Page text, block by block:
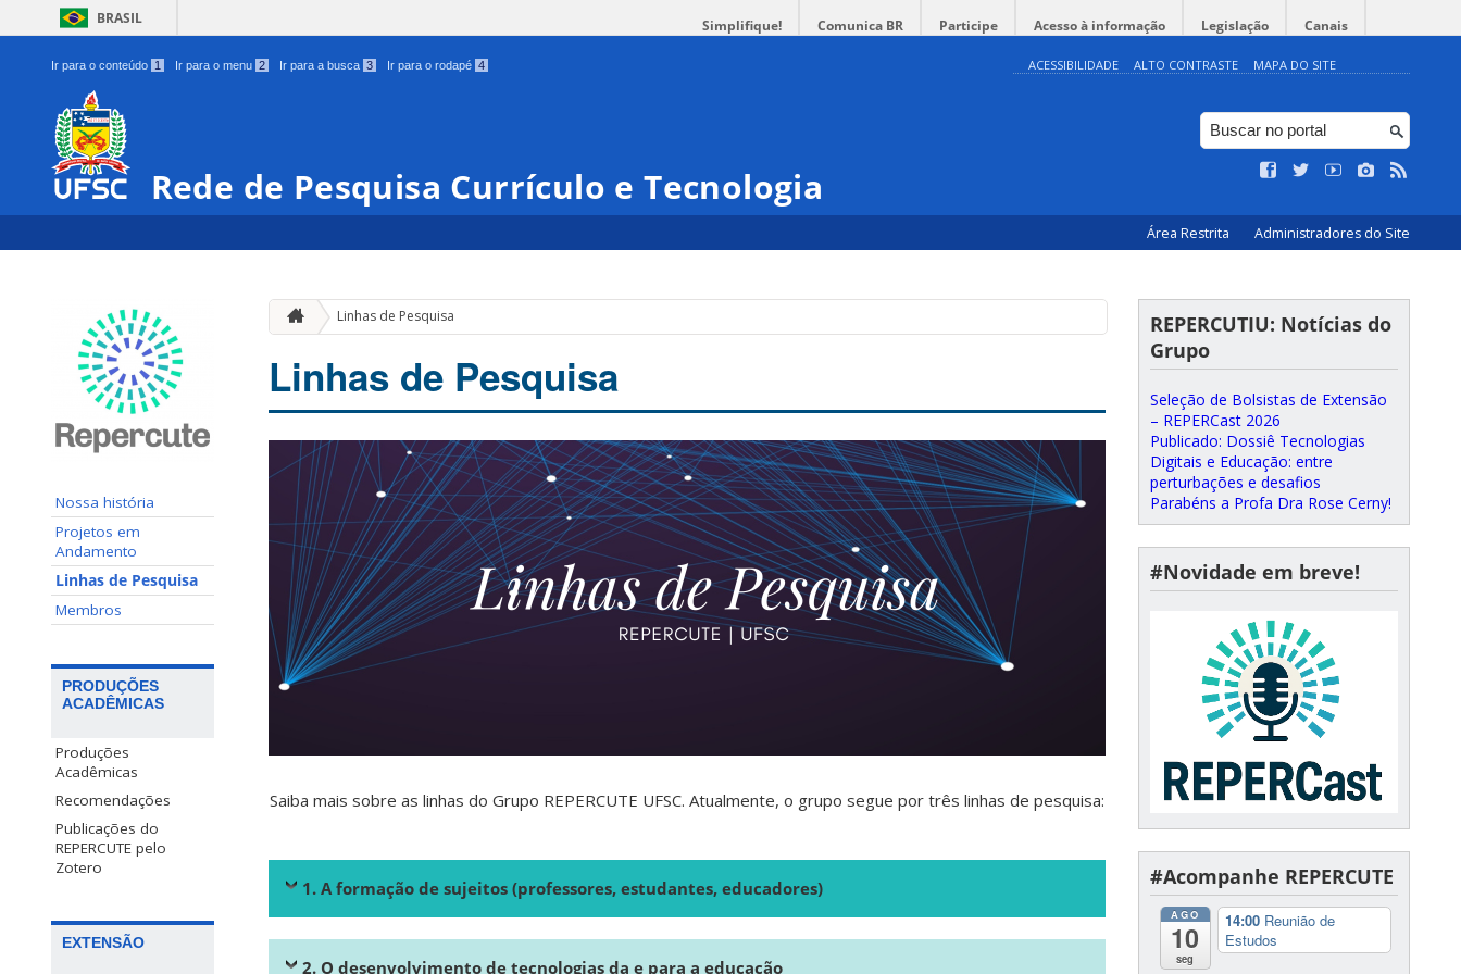
BRASIL Simplifique! Comunica BR Participe Acesso à informação Legislação Canais
Ir para o conteúdo 1 Ir para o menu 2 Ir para a busca 3 Ir para o rodapé 4 ACESSIBILIDADE ALTO CONTRASTE MAPA DO SITE
Rede de Pesquisa Currículo e Tecnologia
Área Restrita Administradores do Site
Nossa história
Projetos em
Andamento
Linhas de Pesquisa
Membros
PRODUÇÕES
ACADÊMICAS
Produções
Acadêmicas
Recomendações
Publicações do
REPERCUTE pelo
Zotero
EXTENSÃO
Linhas de Pesquisa
Linhas de Pesquisa
Saiba mais sobre as linhas do Grupo REPERCUTE UFSC. Atualmente, o grupo segue por três linhas de pesquisa:
1. A formação de sujeitos (professores, estudantes, educadores)
2. O desenvolvimento de tecnologias da e para a educação
REPERCUTIU: Notícias do
Grupo
Seleção de Bolsistas de Extensão
– REPERCast 2026
Publicado: Dossiê Tecnologias
Digitais e Educação: entre
perturbações e desafios
Parabéns a Profa Dra Rose Cerny!
#Novidade em breve!
#Acompanhe REPERCUTE
AGO
10
seg
14:00 Reunião de
Estudos